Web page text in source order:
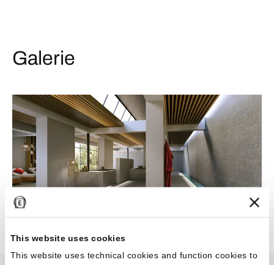
This website uses cookies
This website uses technical cookies and function cookies to
Galerie